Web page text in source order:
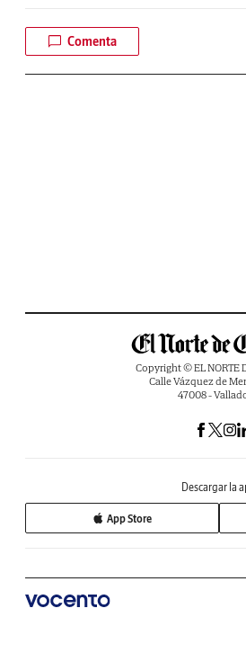
Comenta
Copyright © EL NORTE
Calle Vázquez de
47008 -
Descargar la
App Store